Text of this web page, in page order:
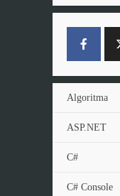
Algoritma
ASP.NET
C#
C# Console